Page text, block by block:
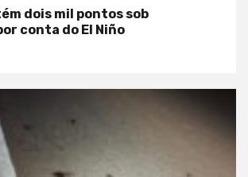
dois mil pontos sob
conta do El Niño